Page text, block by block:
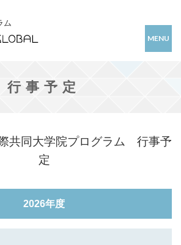
ム
MENU
行事予定
共同大学院プログラム 行事予
定
2026年度